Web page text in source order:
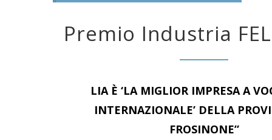
Premio Industria
LIA È ‘LA MIGLIOR IMPRESA A
INTERNAZIONALE’ DELLA
FROSINONE”